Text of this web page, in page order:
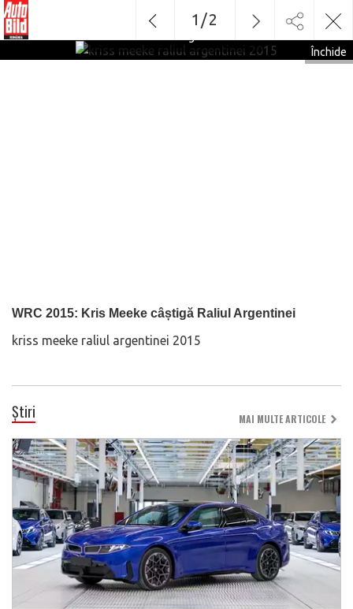
WRC 2015: Kris Meeke câștigă Raliul Argentinei
kriss meeke raliul argentinei 2015
Închide
1 /2
Știri MAI MULTE ARTICOLE